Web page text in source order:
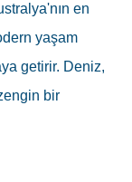
en
yaşam
getirir. Deniz,
bir